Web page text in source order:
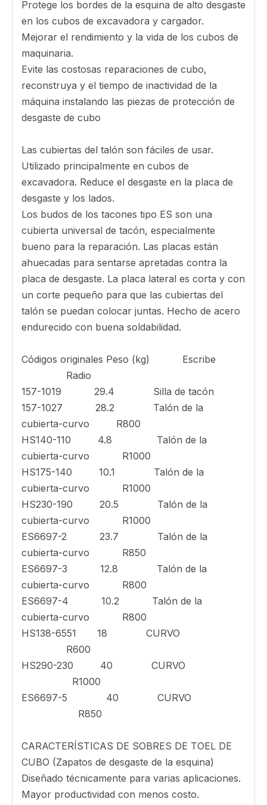
más grandes
Descripción del producto
209-939-5170 Komatsu Solded Heel System
System Feature
Número de pieza: 209-939-5170
Nombre: Talón Sujetos y Bloques
Material: acero de aleación con alta resistencia al
desgaste.
Protege los bordes de la esquina de alto desgaste
en los cubos de excavadora y cargador.
Mejorar el rendimiento y la vida de los cubos de
maquinaria.
Evite las costosas reparaciones de cubo,
reconstruya y el tiempo de inactividad de la
máquina instalando las piezas de protección de
desgaste de cubo
Las cubiertas del talón son fáciles de usar.
excavadora. Reduce el desgaste en la placa de
desgaste y los lados.
Los budos de los tacones tipo ES son una
cubierta universal de tacón, especialmente
bueno para la reparación. Las placas están
ahuecadas para sentarse apretadas contra la
placa de desgaste. La placa lateral es corta y con
un corte pequeño para que las cubiertas del
talón se puedan colocar juntas. Hecho de acero
endurecido con buena soldabilidad.
Códigos originales Peso (kg) Escribe
Radio
157-1019 29.4 Silla de tacón
157-1027 28.2 Talón de la
cubierta-curvo R800
HS140-110 4.8 Talón de la
cubierta-curvo R1000
HS175-140 10.1 Talón de la
cubierta-curvo R1000
HS230-190 20.5 Talón de la
cubierta-curvo R1000
ES6697-2 23.7 Talón de la
ES6697-3 12.8 Talón de la
cubierta-curvo R800
ES6697-4 10.2 Talón de la
cubierta-curvo R800